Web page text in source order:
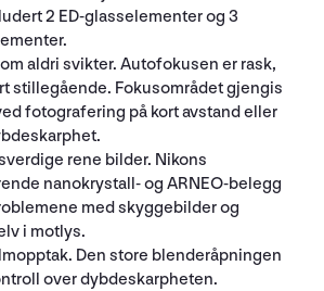
2 ED-glasselementer og 3
aldri svikter. Autofokusen er rask,
stillegående. Fokusområdet gjengis
fotografering på kort avstand eller
rene bilder. Nikons
nanokrystall- og ARNEO-belegg
med skyggebilder og
i motlys.
Den store blenderåpningen
over dybdeskarpheten.